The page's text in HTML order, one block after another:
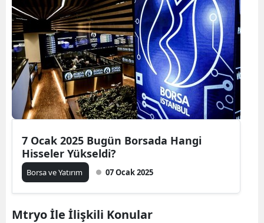
7 Ocak 2025 Bugün Borsada Hangi
Hisseler Yükseldi?
Borsa ve Yatırım 07 Ocak 2025
Mtryo İle İlişkili Konular